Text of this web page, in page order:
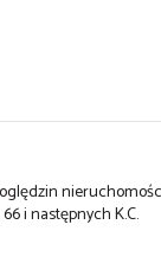
i następnych K.C.